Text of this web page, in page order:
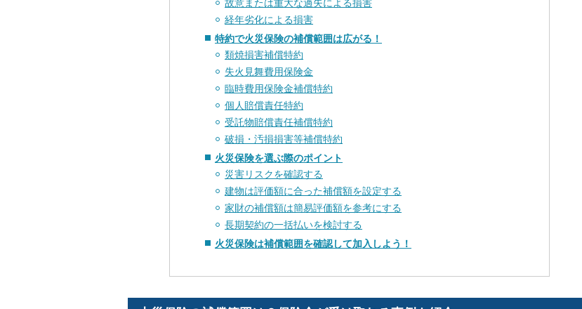
故意または重大な過失による損害
経年劣化による損害
特約で火災保険の補償範囲は広がる！
類焼損害補償特約
失火見舞費用保険金
臨時費用保険金補償特約
個人賠償責任特約
受託物賠償責任補償特約
破損・汚損損害等補償特約
火災保険を選ぶ際のポイント
災害リスクを確認する
建物は評価額に合った補償額を設定する
家財の補償額は簡易評価額を参考にする
長期契約の一括払いを検討する
火災保険は補償範囲を確認して加入しよう！